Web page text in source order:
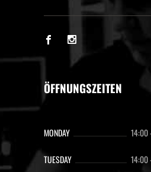
ÖFFNUNGSZEITEN
MONDAY 14:00
TUESDAY 14:00